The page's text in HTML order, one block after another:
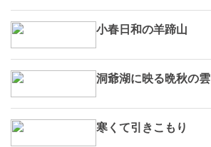
小春日和の羊蹄山
洞爺湖に映る晩秋の雲
寒くて引きこもり